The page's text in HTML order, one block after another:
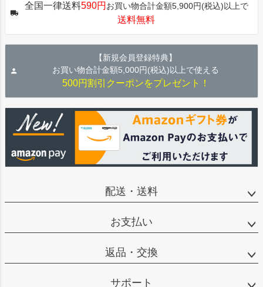
ップ
全国一律送料590円 お買い物合計金額5,900円(税込)以上で
送料無料
【新規会員登録特典】
お買い物合計金額5,000円(税込)以上で使える
500円割引クーポンをプレゼント！
配送・送料
お支払い
返品・交換
サポート